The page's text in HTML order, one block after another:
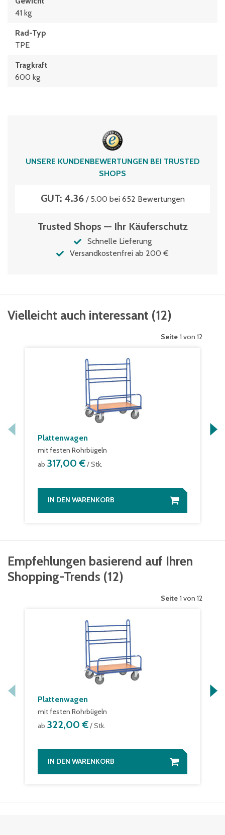
41 kg
Rad-Typ
TPE
Tragkraft
600 kg
UNSERE KUNDENBEWERTUNGEN BEI TRUSTED
SHOPS
GUT: 4.36/ 5.00 bei 652 Bewertungen
Trusted Shops — Ihr Käuferschutz
Schnelle Lieferung
Versandkostenfrei ab 200 €
Vielleicht auch interessant (12)
Seite 1 von 12
Plattenwagen
mit festen Rohrbügeln
ab 317,00 €/ Stk.
IN DEN WARENKORB
Empfehlungen basierend auf Ihren
Shopping-Trends (12)
Seite 1 von 12
Plattenwagen
mit festen Rohrbügeln
ab 322,00 €/ Stk.
IN DEN WARENKORB